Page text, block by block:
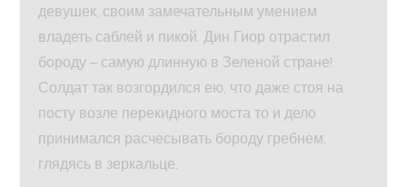
девушек, своим замечательным умением
владеть саблей и пикой. Дин Гиор отрастил
бороду – самую длинную в Зеленой стране!
Солдат так возгордился ею, что даже стоя на
посту возле перекидного моста то и дело
принимался расчесывать бороду гребнем,
глядясь в зеркальце.